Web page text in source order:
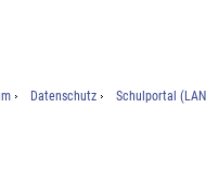
Datenschutz Schulportal